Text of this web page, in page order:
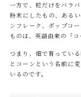
一方で、粒だけをバラ
粉末にしたもの、ある
ンフレーク、ポップコ
ものは、英語由来の「コ
つまり、畑で育ってい
とコーンという名前に
いるのです。